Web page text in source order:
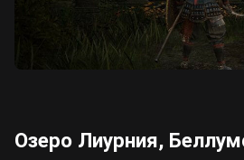
Озеро Лиурния,